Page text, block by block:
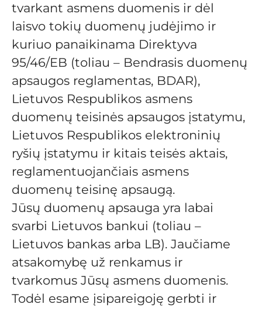
tvarkant asmens duomenis ir dėl
laisvo tokių duomenų judėjimo ir
kuriuo panaikinama Direktyva
95/46/EB (toliau – Bendrasis duomenų
apsaugos reglamentas, BDAR),
Lietuvos Respublikos asmens
duomenų teisinės apsaugos įstatymu,
Lietuvos Respublikos elektroninių
ryšių įstatymu ir kitais teisės aktais,
reglamentuojančiais asmens
duomenų teisinę apsaugą.
Jūsų duomenų apsauga yra labai
svarbi Lietuvos bankui (toliau –
Lietuvos bankas arba LB). Jaučiame
atsakomybę už renkamus ir
tvarkomus Jūsų asmens duomenis.
Todėl esame įsipareigoję gerbti ir